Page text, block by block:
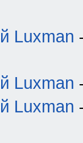
Luxman
Luxman
Luxman